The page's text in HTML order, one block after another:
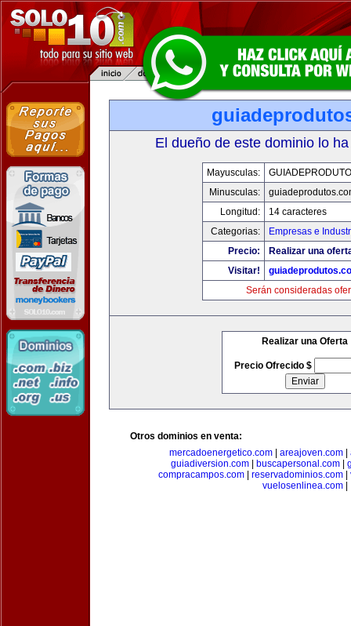
El dueño de este dominio lo
Mayusculas:
Minusculas:
Longitud:
14 caracteres
Categorias:
Empresas e
Precio:
Realizar una
Visitar!
Serán consideradas
Realizar una Oferta
Precio Ofrecido $
Otros dominios en venta:
mercadoenergetico.com| areajoven.com|
guiadiversion.com| buscapersonal.com|
compracampos.com| reservadominios.com|
vuelosenlinea.com|